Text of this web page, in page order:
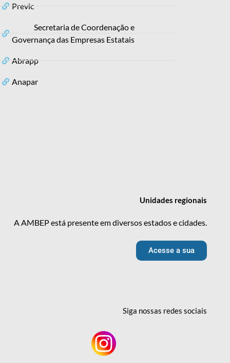
Previc
Secretaria de Coordenação e
Governança das Empresas Estatais
Abrapp
Anapar
Unidades regionais
A AMBEP está presente em diversos estados e cidades.
Acesse a sua
Siga nossas redessociais